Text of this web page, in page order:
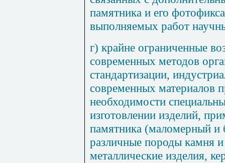
памятника и его
выполняемых работ
г) крайне ограниченные
современных методов
стандартизации,
современных материалов
необходимости
изготовлении изделий,
памятника (маломерный
различные породы камня
металлические изделия,